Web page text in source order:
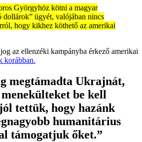
Györgyhöz kötni a magyar
dollárok” ügyét, valójában nincs
hogy kikhez köthető az amerikai
az ellenzéki kampányba érkező amerikai
korábban.
megtámadta Ukrajnát,
be kell
tettük, hogy hazánk
humanitárius
támogatjuk őket.”